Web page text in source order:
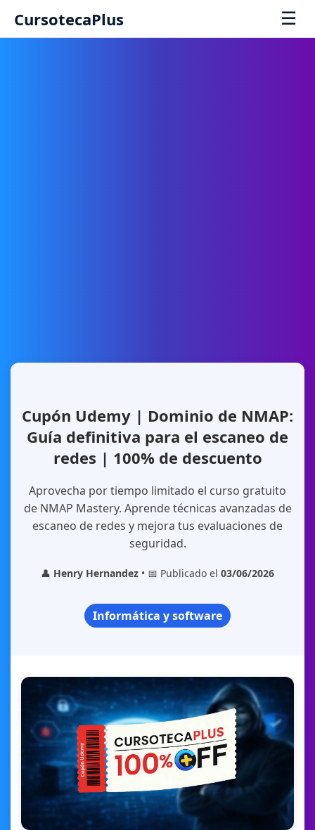
CursotecaPlus ☰
Cupón Udemy | Dominio de NMAP:
Guía definitiva para el escaneo de
redes | 100% de descuento
Aprovecha por tiempo limitado el curso gratuito
de NMAP Mastery. Aprende técnicas avanzadas de
escaneo de redes y mejora tus evaluaciones de
seguridad.
👤 Henry Hernandez • 📅 Publicado el 03/06/2026
Informática y software